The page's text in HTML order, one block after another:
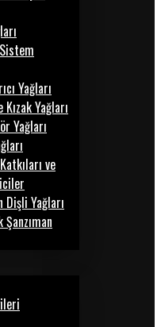
Yağları
Yağları
Yağları
ve
Dişli Yağları